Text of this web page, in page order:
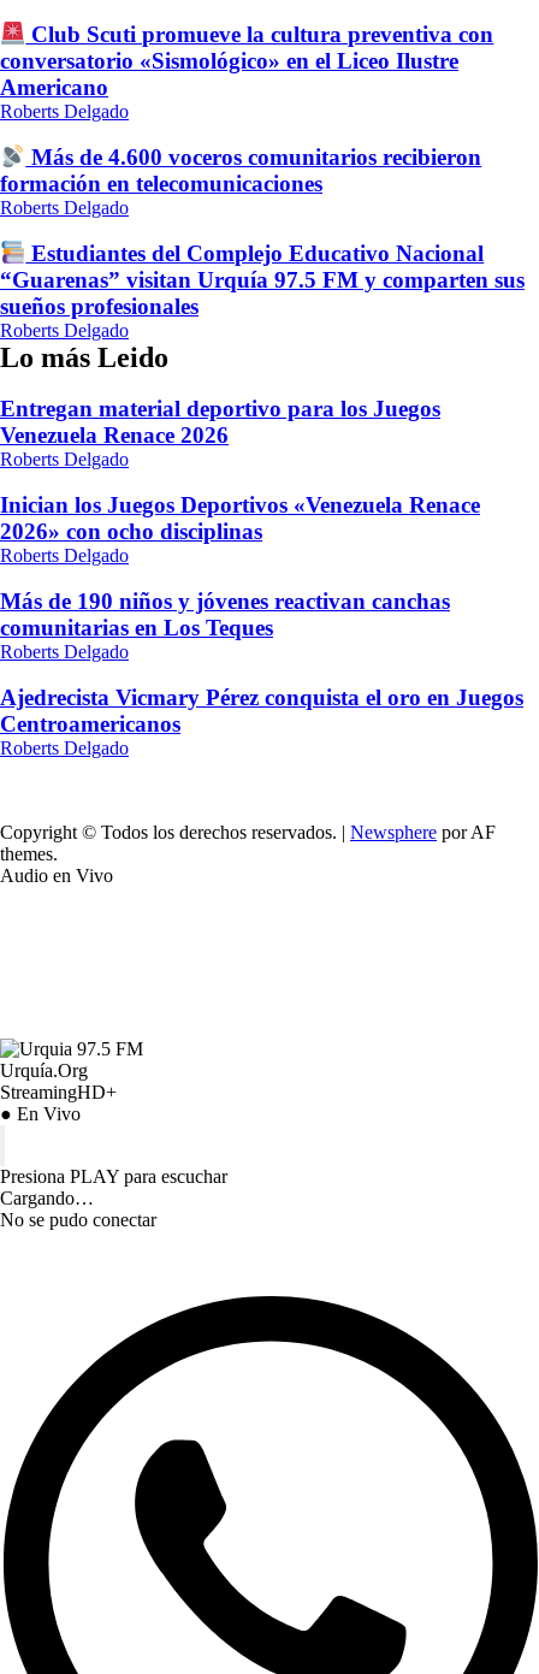
Club Scuti promueve la cultura preventiva con
conversatorio «Sismológico» en el Liceo Ilustre
Americano
Roberts Delgado
Más de 4.600 voceros comunitarios recibieron
formación en telecomunicaciones
Roberts Delgado
Estudiantes del Complejo Educativo Nacional
“Guarenas” visitan Urquía 97.5 FM y comparten sus
sueños profesionales
Roberts Delgado
Lo más Leido
Entregan material deportivo para los Juegos
Venezuela Renace 2026
Roberts Delgado
Inician los Juegos Deportivos «Venezuela Renace
2026» con ocho disciplinas
Roberts Delgado
Más de 190 niños y jóvenes reactivan canchas
comunitarias en Los Teques
Roberts Delgado
Ajedrecista Vicmary Pérez conquista el oro en Juegos
Centroamericanos
Roberts Delgado
Copyright © Todos los derechos reservados. | Newsphere por AF
themes.
Audio en Vivo
Urquía.Org
StreamingHD+
● En Vivo
Presiona PLAY para escuchar
Cargando…
No se pudo conectar